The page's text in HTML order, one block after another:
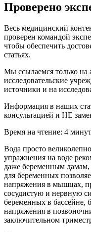
Проверено
Весь медицинский
проверен командой
чтобы обеспечить
статьях.
Мы ссылаемся только на
исследовательские
источники и на
Информация в наших
консультацией и НЕ
Время на чтение: 4
Вода просто
упражнения на воде
даже беременным дамам,
для беременных
напряжения в мышцах,
сосудистую и нервную
беременных в бассейне,
напряжения в
заключительном